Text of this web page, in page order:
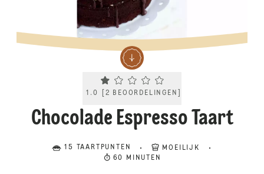
Current rating 1.0. Click to rate.
1.0 2 BEOORDELINGEN
Chocolade Espresso Taart
15 TAARTPUNTEN
MOEILIJK
60 MINUTEN